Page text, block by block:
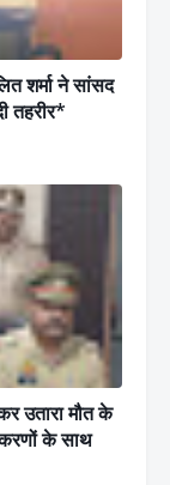
शर्मा ने सांसद
तहरीर*
उतारा मौत के
के साथ